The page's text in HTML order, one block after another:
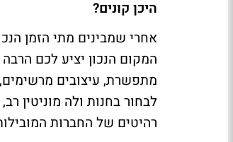
היכן קונים?
אחרי שמבינים מתי הזמן
המקום הנכון יציע לכם
מתפשרת, עיצובים מרשימים,
לבחור בחנות ולה מוניטין
רהיטים של החברות